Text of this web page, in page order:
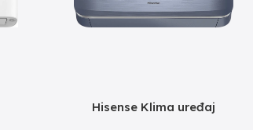
Hisense Klima uređaj